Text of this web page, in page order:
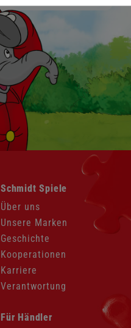
Navigation
überspringen
Schmidt Spiele
Über uns
Unsere Marken
Geschichte
Kooperationen
Karriere
Verantwortung
Navigation
überspringen
Für Händler